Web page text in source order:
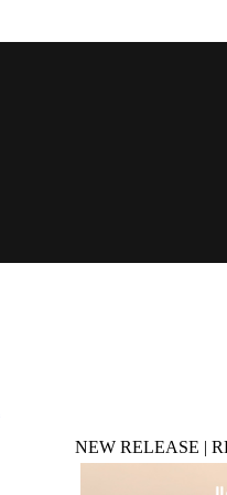
NEW RELEASE |